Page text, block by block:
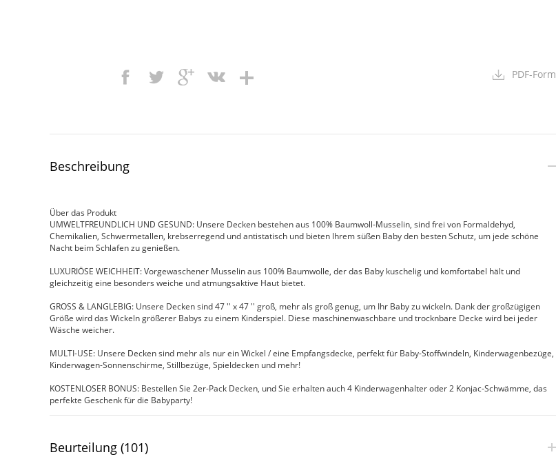
PDF-Form
Beschreibung
Über das Produkt
UMWELTFREUNDLICH UND GESUND: Unsere Decken bestehen aus 100% Baumwoll-Musselin, sind frei von Formaldehyd,
Chemikalien, Schwermetallen, krebserregend und antistatisch und bieten Ihrem süßen Baby den besten Schutz, um jede schöne
Nacht beim Schlafen zu genießen.
LUXURIÖSE WEICHHEIT: Vorgewaschener Musselin aus 100% Baumwolle, der das Baby kuschelig und komfortabel hält und
gleichzeitig eine besonders weiche und atmungsaktive Haut bietet.
GROSS & LANGLEBIG: Unsere Decken sind 47 '' x 47 '' groß, mehr als groß genug, um Ihr Baby zu wickeln. Dank der großzügigen
Größe wird das Wickeln größerer Babys zu einem Kinderspiel. Diese maschinenwaschbare und trocknbare Decke wird bei jeder
Wäsche weicher.
MULTI-USE: Unsere Decken sind mehr als nur ein Wickel / eine Empfangsdecke, perfekt für Baby-Stoffwindeln, Kinderwagenbezüge,
Kinderwagen-Sonnenschirme, Stillbezüge, Spieldecken und mehr!
KOSTENLOSER BONUS: Bestellen Sie 2er-Pack Decken, und Sie erhalten auch 4 Kinderwagenhalter oder 2 Konjac-Schwämme, das
perfekte Geschenk für die Babyparty!
Beurteilung (101)